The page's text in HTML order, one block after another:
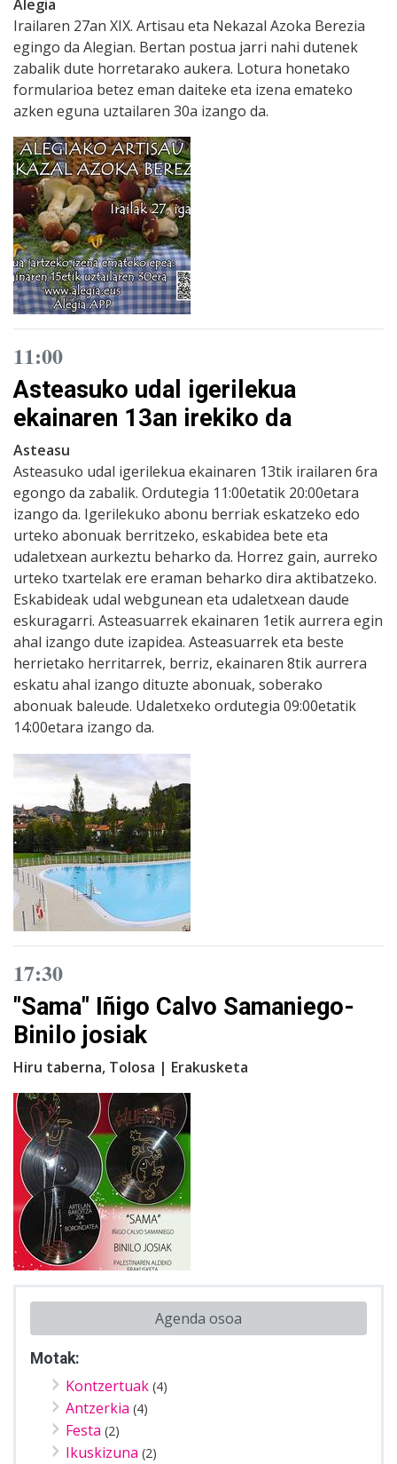
Alegia
Irailaren 27an XIX. Artisau eta Nekazal Azoka Berezia
egingo da Alegian. Bertan postua jarri nahi dutenek
zabalik dute horretarako aukera. Lotura honetako
formularioa betez eman daiteke eta izena emateko
azken eguna uztailaren 30a izango da.
11:00
Asteasuko udal igerilekua
ekainaren 13an irekiko da
Asteasu
Asteasuko udal igerilekua ekainaren 13tik irailaren 6ra
egongo da zabalik. Ordutegia 11:00etatik 20:00etara
izango da. Igerilekuko abonu berriak eskatzeko edo
urteko abonuak berritzeko, eskabidea bete eta
udaletxean aurkeztu beharko da. Horrez gain, aurreko
urteko txartelak ere eraman beharko dira aktibatzeko.
Eskabideak udal webgunean eta udaletxean daude
eskuragarri. Asteasuarrek ekainaren 1etik aurrera egin
ahal izango dute izapidea. Asteasuarrek eta beste
herrietako herritarrek, berriz, ekainaren 8tik aurrera
eskatu ahal izango dituzte abonuak, soberako
abonuak baleude. Udaletxeko ordutegia 09:00etatik
14:00etara izango da.
17:30
"Sama" Iñigo Calvo Samaniego-
Binilo josiak
Hiru taberna, Tolosa | Erakusketa
Agenda osoa
Motak:
Kontzertuak (4)
Antzerkia (4)
Festa (2)
Ikuskizuna (2)